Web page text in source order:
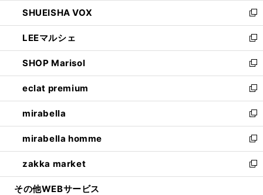
で
開
く
ド
ウ
で
開
く
ィ
ン
ド
ウ
で
開
く
し
い
ウ
ィ
ン
ド
ウ
で
開
く
SHUEISHA VOX
新
し
い
ウ
ィ
ン
ド
ウ
で
開
く
LEEマルシェ
新
し
い
ウ
ィ
ン
ド
ウ
で
開
く
SHOP Marisol
新
し
い
ウ
ィ
ン
ド
ウ
で
開
eclat premium
新
し
い
ウ
ィ
ン
ド
ウ
mirabella
新
し
い
ウ
ィ
ン
mirabella homme
新
し
い
ウ
zakka market
新
し
その他WEBサービス